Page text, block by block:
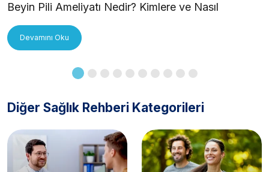
Beyin Pili Ameliyatı Nedir? Kimlere ve Nasıl
Devamını Oku
Diğer Sağlık Rehberi Kategorileri